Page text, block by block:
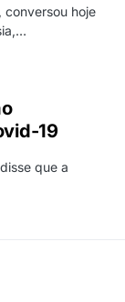
conversou hoje
19
que a